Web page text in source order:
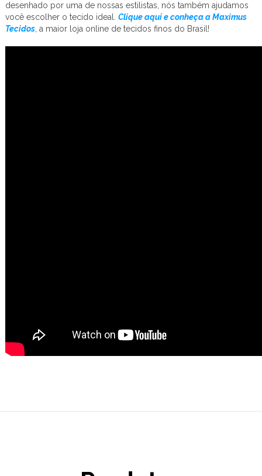
desenhado por uma de nossas estilistas, nós também ajudamos
você escolher o tecido ideal. Clique aqui e conheça a Maximus
Tecidos, a maior loja online de tecidos finos do Brasil!